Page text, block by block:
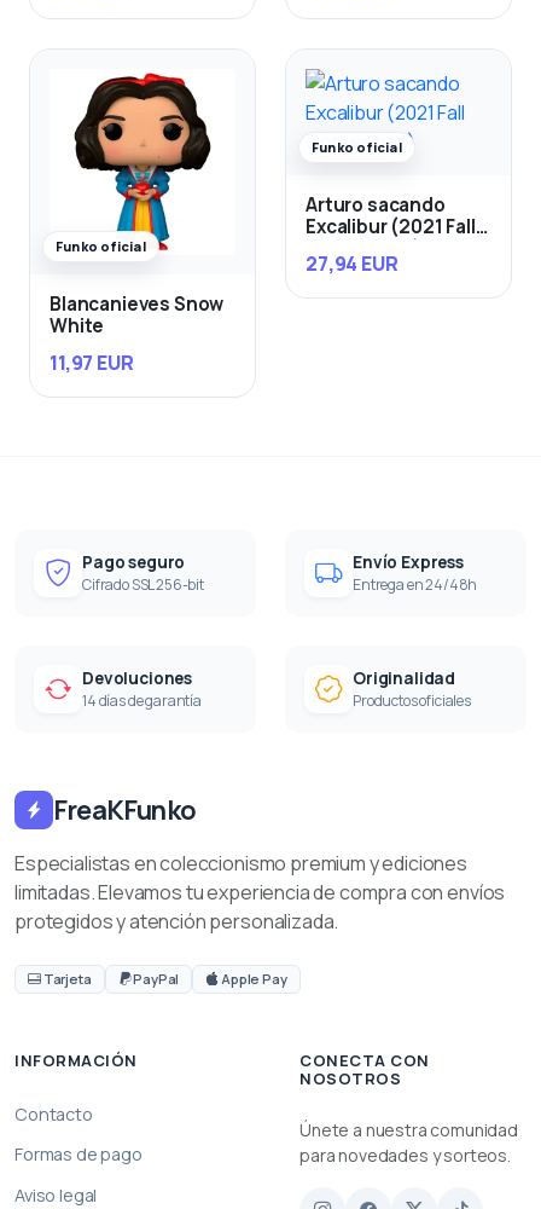
Funko oficial
Blancanieves Snow
White
11,97 EUR
Funko oficial
Arturo sacando
Excalibur (2021 Fall
27,94 EUR
Pago seguro
Cifrado SSL 256-bit
Envío Express
Entrega en 24/48h
Devoluciones
14 días de garantía
Originalidad
Productos oficiales
FreaKFunko
Especialistas en coleccionismo premium y ediciones
limitadas. Elevamos tu experiencia de compra con envíos
protegidos y atención personalizada.
Tarjeta PayPal Apple Pay
INFORMACIÓN
Contacto
Formas de pago
Aviso legal
CONECTA CON
NOSOTROS
Únete a nuestra comunidad
para novedades y sorteos.